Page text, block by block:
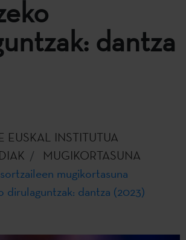
dantza
EUSKAL INSTITUTUA
MUGIKORTASUNA
mugikortasuna
dirulaguntzak: dantza (2023)